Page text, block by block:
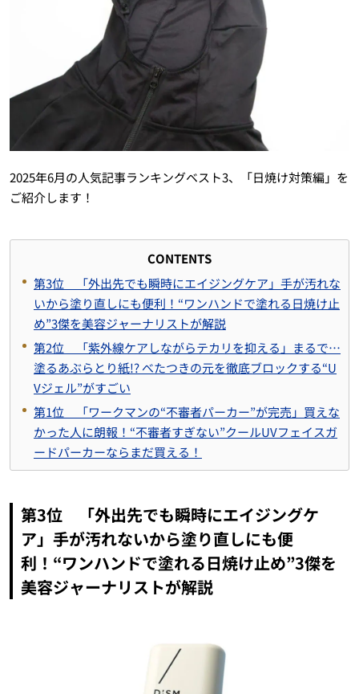
2025年6月の人気記事ランキングベスト3、「日焼け対策編」を
ご紹介します！
CONTENTS
第3位 「外出先でも瞬時にエイジングケア」手が汚れな
いから塗り直しにも便利！“ワンハンドで塗れる日焼け止
め”3傑を美容ジャーナリストが解説
第2位 「紫外線ケアしながらテカリを抑える」まるで…
塗るあぶらとり紙!? べたつきの元を徹底ブロックする“U
Vジェル”がすごい
第1位 「ワークマンの“不審者パーカー”が完売」買えな
かった人に朗報！“不審者すぎない”クールUVフェイスガ
ードパーカーならまだ買える！
第3位 「外出先でも瞬時にエイジングケ
ア」手が汚れないから塗り直しにも便
利！“ワンハンドで塗れる日焼け止め”3傑を
美容ジャーナリストが解説